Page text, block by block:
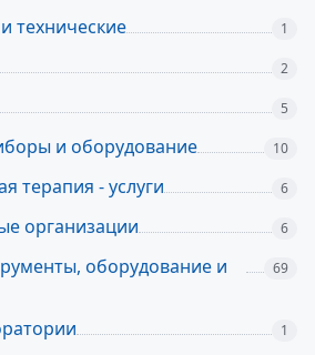
технические 1
2
5
и оборудование 10
терапия - услуги 6
организации 6
оборудование и
69
1